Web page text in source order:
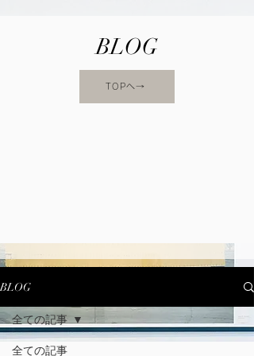
BLOG
TOPへ→
BLOG
全ての記事
全ての記事